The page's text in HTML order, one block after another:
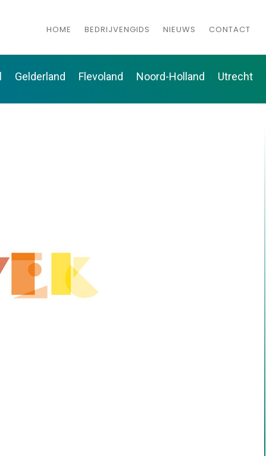
HOME BEDRIJVENGIDS NIEUWS CONTACT
Gelderland Flevoland Noord-Holland Utrecht